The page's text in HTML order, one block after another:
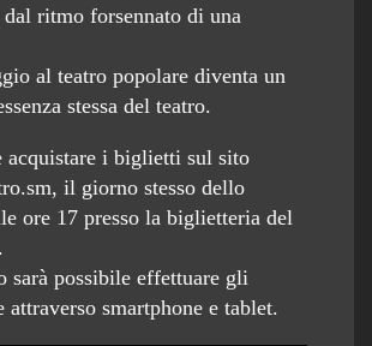
ritmo forsennato di una
al teatro popolare diventa un
stessa del teatro.
acquistare i biglietti sul sito
il giorno stesso dello
ore 17 presso la biglietteria del
sarà possibile effettuare gli
attraverso smartphone e tablet.